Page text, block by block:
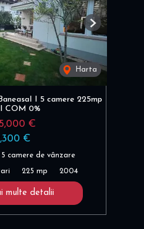
Harta
Next
I 5 camere 225mp
COM 0%
€
€
camere de vânzare
225 mp 2004
multe detalii